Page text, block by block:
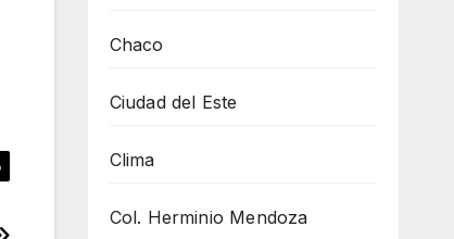
Chaco
Ciudad del Este
Clima
Col. Herminio Mendoza